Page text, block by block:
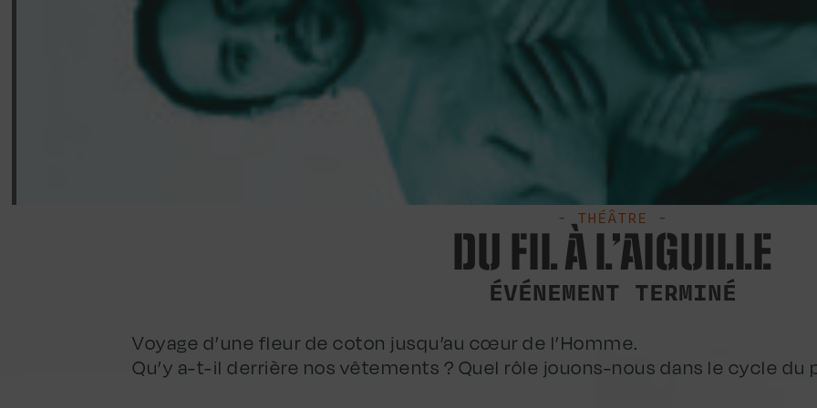
- THÉÂTRE -
DU FIL À L’AIGUILLE
ÉVÉNEMENT TERMINÉ
Voyage d’une fleur de coton jusqu’au cœur de l’Homme.
Qu’y a-t-il derrière nos vêtements ? Quel rôle jouons-nous dans le cycle